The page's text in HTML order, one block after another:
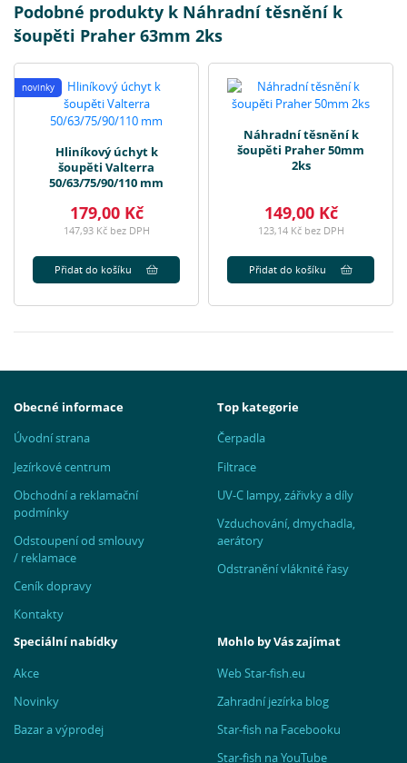
Podobné produkty k Náhradní těsnění k
šoupěti Praher 63mm 2ks
novinky
Hliníkový úchyt k
šoupěti Valterra
50/63/75/90/110 mm
179,00 Kč
147,93 Kč bez DPH
Přidat do košíku
Náhradní těsnění k
šoupěti Praher 50mm
2ks
149,00 Kč
123,14 Kč bez DPH
Přidat do košíku
Obecné informace
Úvodní strana
Jezírkové centrum
Obchodní a reklamační
podmínky
Odstoupení od smlouvy
/ reklamace
Ceník dopravy
Kontakty
Top kategorie
Čerpadla
Filtrace
UV-C lampy, zářivky a díly
Vzduchování, dmychadla,
aerátory
Odstranění vláknité řasy
Speciální nabídky
Akce
Novinky
Bazar a výprodej
Mohlo by Vás zajímat
Web Star-fish.eu
Zahradní jezírka blog
Star-fish na Facebooku
Star-fish na YouTube